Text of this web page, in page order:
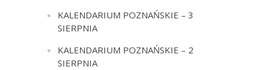
KALENDARIUM POZNAŃSKIE – 3
SIERPNIA
KALENDARIUM POZNAŃSKIE – 2
SIERPNIA